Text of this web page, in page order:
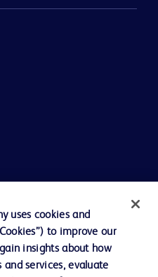
uses cookies and
to improve our
insights about how
services, evaluate